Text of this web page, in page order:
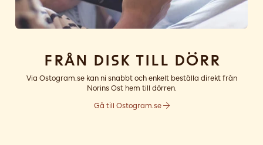
Från disk till dörr
Via Ostogram.se kan ni snabbt och enkelt beställa direkt från
Norins Ost hem till dörren.
Gå till Ostogram.se